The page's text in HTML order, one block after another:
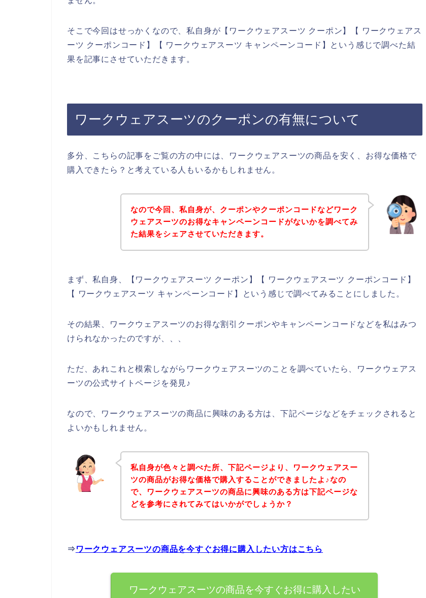
そこで今回はせっかくなので、私自身が【ワークウェアスーツ クーポン】【 ワークウェアス
ーツ クーポンコード】【 ワークウェアスーツ キャンペーンコード】という感じで調べた結
果を記事にさせていただきます。
ワークウェアスーツのクーポンの有無について
多分、こちらの記事をご覧の方の中には、ワークウェアスーツの商品を安く、お得な価格で
購入できたら？と考えている人もいるかもしれません。
なので今回、私自身が、クーポンやクーポンコードなどワーク
ウェアスーツのお得なキャンペーンコードがないかを調べてみ
た結果をシェアさせていただきます。
まず、私自身、【ワークウェアスーツ クーポン】【 ワークウェアスーツ クーポンコード】
【 ワークウェアスーツ キャンペーンコード】という感じで調べてみることにしました。
その結果、ワークウェアスーツのお得な割引クーポンやキャンペーンコードなどを私はみつ
けられなかったのですが、、、
ただ、あれこれと模索しながらワークウェアスーツのことを調べていたら、ワークウェアス
ーツの公式サイトページを発見♪
なので、ワークウェアスーツの商品に興味のある方は、下記ページなどをチェックされると
よいかもしれません。
私自身が色々と調べた所、下記ページより、ワークウェアスー
ツの商品がお得な価格で購入することができましたよ♪なの
で、ワークウェアスーツの商品に興味のある方は下記ページな
どを参考にされてみてはいかがでしょうか？
⇒ ワークウェアスーツの商品を今すぐお得に購入したい方はこちら
ワークウェアスーツの商品を今すぐお得に購入したい